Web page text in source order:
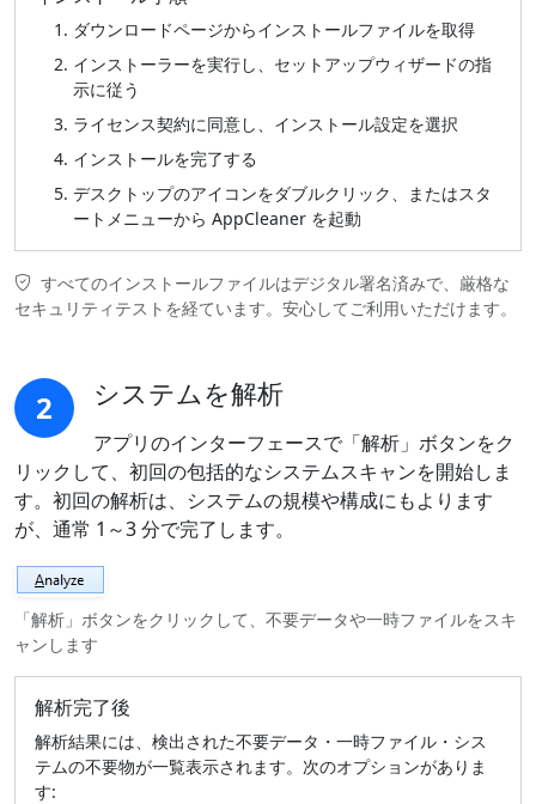
ダウンロードページからインストールファイルを取得
インストーラーを実行し、セットアップウィザードの指
示に従う
ライセンス契約に同意し、インストール設定を選択
インストールを完了する
デスクトップのアイコンをダブルクリック、またはスタ
ートメニューから AppCleaner を起動
すべてのインストールファイルはデジタル署名済みで、厳格な
セキュリティテストを経ています。安心してご利用いただけます。
2 システムを解析
アプリのインターフェースで「解析」ボタンをク
リックして、初回の包括的なシステムスキャンを開始しま
す。初回の解析は、システムの規模や構成にもよります
が、通常 1～3 分で完了します。
「解析」ボタンをクリックして、不要データや一時ファイルをスキ
ャンします
解析完了後
解析結果には、検出された不要データ・一時ファイル・シス
テムの不要物が一覧表示されます。次のオプションがありま
す: